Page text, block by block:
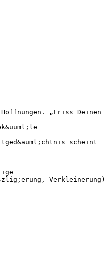
„Friss Deinen
scheint
Verkleinerung)